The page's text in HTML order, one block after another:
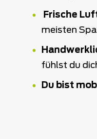
Frische
meisten
fühlst du
Du bist